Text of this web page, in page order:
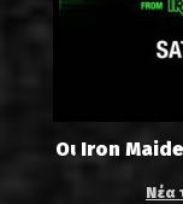
Οι Iron
Νέα